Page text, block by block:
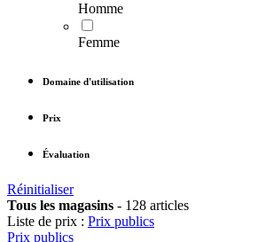
Homme
Femme
Domaine d'utilisation
Prix
Évaluation
Réinitialiser
Tous les magasins - 128 articles
Liste de prix : Prix publics
Prix publics